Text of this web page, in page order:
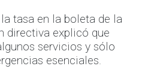
tasa en la boleta de la
directiva explicó que
servicios y sólo
esenciales.